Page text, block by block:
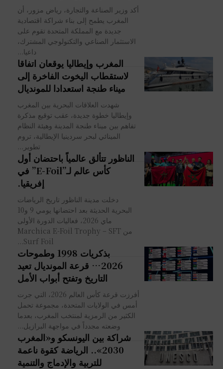
أكد وزير الصناعة والتجارة، رياض مزور، أن
المغرب يطمح إلى بناء شراكة اقتصادية
جديدة مع المملكة المتحدة تقوم على
الاستثمار الصناعي والتكنولوجي المشترك،
داعيا...
المغرب وإيطاليا يوقعان اتفاقا
لاستقطاب اليخوت الفاخرة إلى
ميناء طنجة استعدادا للمونديال
شهدت العلاقات البحرية بين المغرب
وإيطاليا خطوة جديدة، عقب توقيع مذكرة
تفاهم بين ميناء طنجة المدينة وهيئة النظام
المينائي لبحر سردينيا الإيطالية، تروم
تطوير...
الناظور تتألق عالمياً باحتضان أول
كأس عالم لـ”E-Foil” في
إفريقيا.
دخلت مدينة الناظور تاريخ الرياضات
البحرية الحديثة بعد احتضانها يومي 9 و10
ماي 2026، فعاليات الدورة الأولى
من Marchica E-Foil Trophy – SFT
Surf Foil...
بذكريات 1998 وطموحات
2026… قرعة المونديال تعيد
التاريخ وتفتح أبواب الأمل
أفرزت قرعة كأس العالم 2026، التي جرت
أمس في الولايات المتحدة، مجموعة تحمل
الكثير من الرمزية لمنتخب المغرب، بعدما
وضعته مجدداً في مواجهة البرازيل...
شراكة بين اليونسكو و«المغرب
2030».. الرياضة كقوة ناعمة
للتربية والإدماج والتنمية